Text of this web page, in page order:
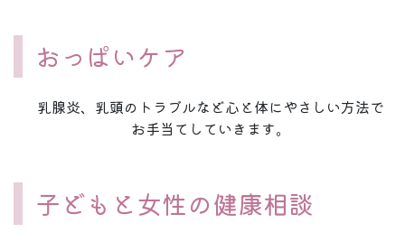
おっぱいケア
乳腺炎、乳頭のトラブルなど心と体にやさしい方法で
お手当てしていきます。
子どもと女性の健康相談